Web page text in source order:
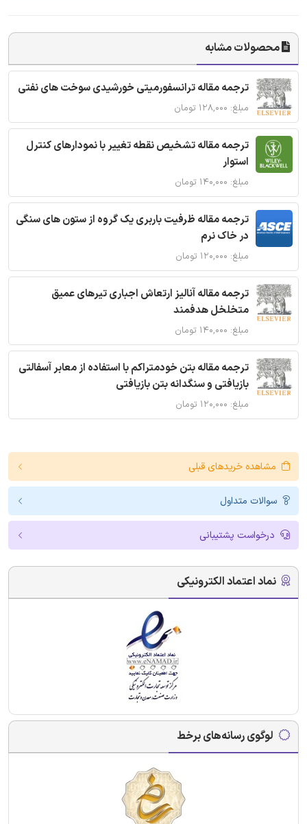
محصولات مشابه
ترجمه مقاله ترانسفورمیتی خورشیدی سوخت های نفتی
مبلغ: ۱۲۸,۰۰۰ تومان
ترجمه مقاله تشخیص نقطه تغییر با نمودارهای کنترل
استوار
مبلغ: ۱۴۰,۰۰۰ تومان
ترجمه مقاله ظرفیت باربری یک گروه از ستون های سنگی
در خاک نرم
مبلغ: ۱۲۰,۰۰۰ تومان
ترجمه مقاله آنالیز ارتعاش اجباری تیرهای عمیق
متخلخل هدفمند
مبلغ: ۱۴۰,۰۰۰ تومان
ترجمه مقاله بتن خودمتراکم با استفاده از معابر آسفالتی
بازیافتی و سنگدانه بتن بازیافتی
مبلغ: ۱۲۰,۰۰۰ تومان
مشاهده خریدهای قبلی
سوالات متداول
درخواست پشتیبانی
نماد اعتماد الکترونیکی
لوگوی رسانه‌های برخط